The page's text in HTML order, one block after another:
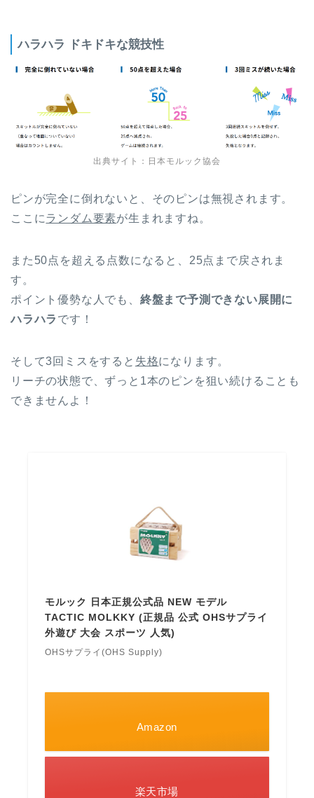
ハラハラ ドキドキな競技性
出典サイト： 日本モルック協会
ピンが完全に倒れないと、そのピンは無視されます。
ここにランダム要素が生まれますね。
また50点を超える点数になると、25点まで戻されま
す。
ポイント優勢な人でも、 終盤まで予測できない展開に
ハラハラ です！
そして3回ミスをすると 失格になります。
リーチの状態で、ずっと1本のピンを狙い続けることも
できませんよ！
モルック 日本正規公式品 NEW モデル
TACTIC MOLKKY (正規品 公式 OHSサプライ
外遊び 大会 スポーツ 人気)
OHSサプライ(OHS Supply)
Amazon
楽天市場